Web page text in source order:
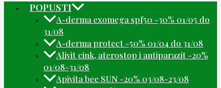
POPUSTI
A-derma exomega spf50 -30% 01/05 do
31/08
A-derma protect -50% 01/04 do 31/08
Alivit cink, aterostop i antiparazit -20%
01/08-31/08
Apivita bee SUN -20% 03/08-23/08